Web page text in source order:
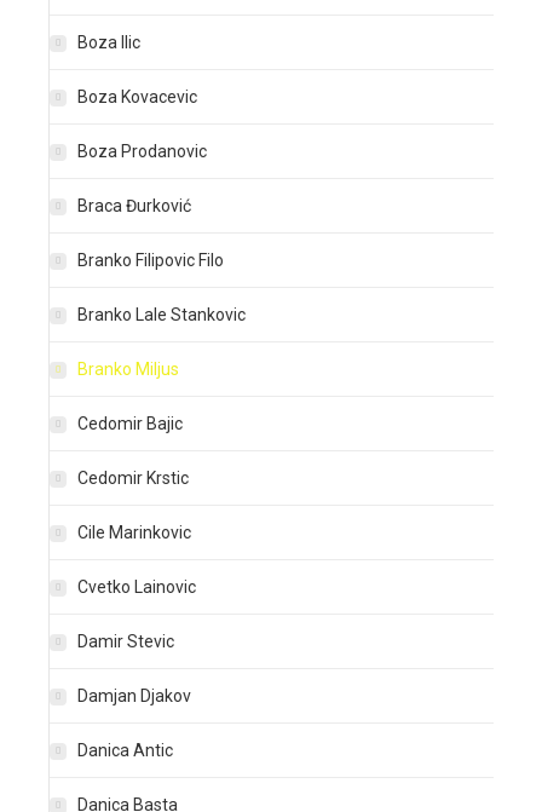
Boza Ilic
Boza Kovacevic
Boza Prodanovic
Braca Đurković
Branko Filipovic Filo
Branko Lale Stankovic
Branko Miljus
Cedomir Bajic
Cedomir Krstic
Cile Marinkovic
Cvetko Lainovic
Damir Stevic
Damjan Djakov
Danica Antic
Danica Basta